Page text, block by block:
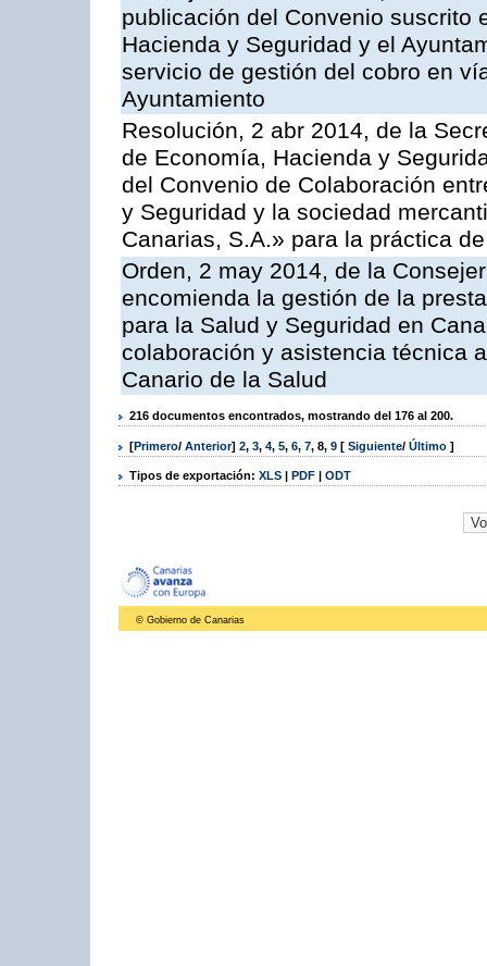
publicación del Convenio suscrito
Hacienda y Seguridad y el
servicio de gestión del cobro en
Ayuntamiento
Resolución, 2 abr 2014, de la
de Economía, Hacienda y
del Convenio de Colaboración
y Seguridad y la sociedad
Canarias, S.A.» para la práctica
Orden, 2 may 2014, de la
encomienda la gestión de la
para la Salud y Seguridad en
colaboración y asistencia técnica
Canario de la Salud
216 documentos encontrados, mostrando del 176 al 200.
[Primero/ Anterior] 2, 3, 4, 5, 6, 7, 8, 9 [ Siguiente/ Último ]
Tipos de exportación: XLS | PDF | ODT
© Gobierno de Canarias